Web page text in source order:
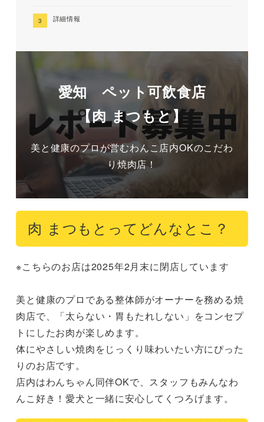
詳細情報
愛知 ペット可飲食店
【肉 まつもと】
美と健康のプロが営むわんこ店内OKのこだわ
り焼肉店！
肉 まつもとってどんなとこ？
※こちらのお店は2025年2月末に閉店しています
美と健康のプロである整体師がオーナーを務める焼
肉店で、「太らない・胃もたれしない」をコンセプ
トにしたお肉が楽しめます。
体にやさしい焼肉をじっくり味わいたい方にぴった
りのお店です。
店内はわんちゃん同伴OKで、スタッフもみんなわ
んこ好き！愛犬と一緒に安心してくつろげます。